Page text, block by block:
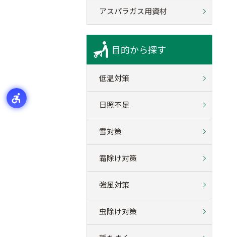
アスパラガス用資材
目的から探す
低温対策
日照不足
雪対策
霜除け対策
強風対策
虫除け対策